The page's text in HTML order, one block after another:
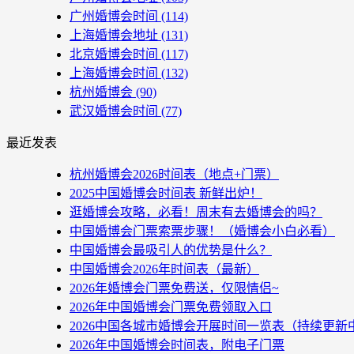
广州婚博会时间 (114)
上海婚博会地址 (131)
北京婚博会时间 (117)
上海婚博会时间 (132)
杭州婚博会 (90)
武汉婚博会时间 (77)
最近发表
杭州婚博会2026时间表（地点+门票）
2025中国婚博会时间表 新鲜出炉！
逛婚博会攻略，必看！周末有去婚博会的吗？
中国婚博会门票索票步骤！（婚博会小白必看）
中国婚博会最吸引人的优势是什么？
中国婚博会2026年时间表（最新）
2026年婚博会门票免费送，仅限情侣~
2026年中国婚博会门票免费领取入口
2026中国各城市婚博会开展时间一览表（持续更新
2026年中国婚博会时间表，附电子门票